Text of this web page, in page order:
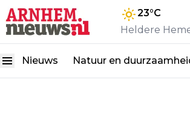
23°C
Heldere
Nieuws Natuur en